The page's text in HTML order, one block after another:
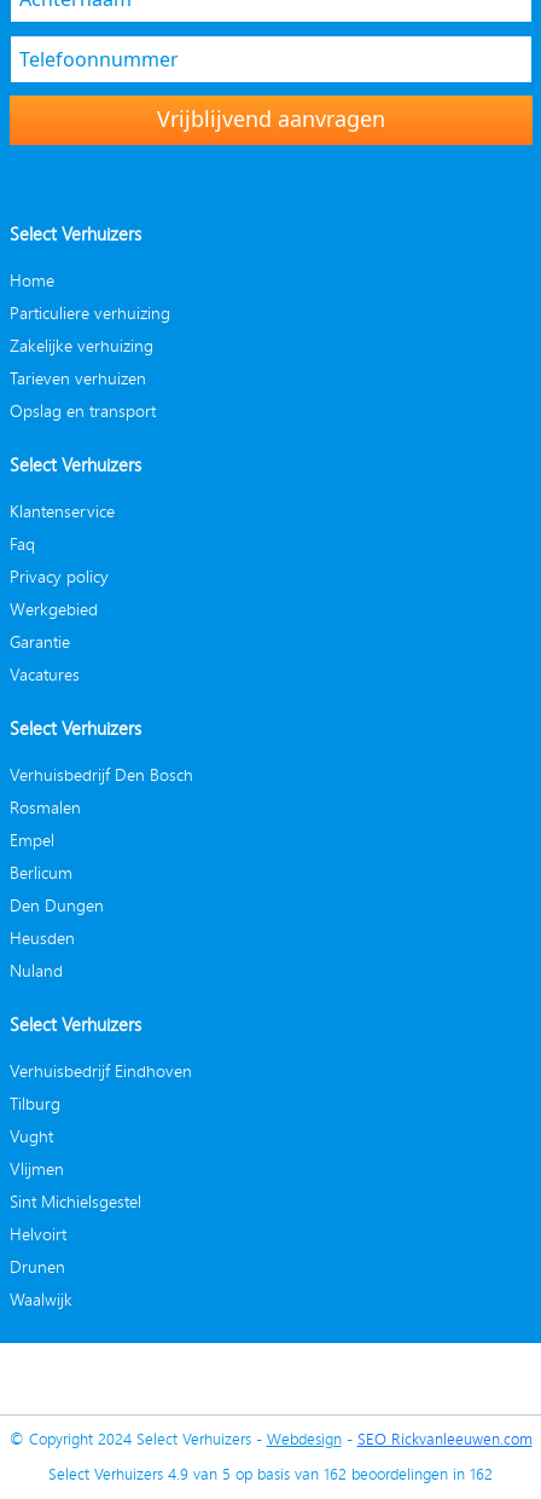
Vrijblijvend aanvragen
Select Verhuizers
Home
Particuliere verhuizing
Zakelijke verhuizing
Tarieven verhuizen
Opslag en transport
Select Verhuizers
Klantenservice
Faq
Privacy policy
Werkgebied
Garantie
Vacatures
Select Verhuizers
Verhuisbedrijf Den Bosch
Rosmalen
Empel
Berlicum
Den Dungen
Heusden
Nuland
Select Verhuizers
Verhuisbedrijf Eindhoven
Tilburg
Vught
Vlijmen
Sint Michielsgestel
Helvoirt
Drunen
Waalwijk
© Copyright 2024 Select Verhuizers - Webdesign- SEO Rickvanleeuwen.com
Select Verhuizers 4.9 van 5 op basis van 162 beoordelingen in 162